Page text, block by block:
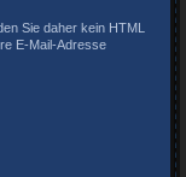
Sie daher kein HTML
E-Mail-Adresse